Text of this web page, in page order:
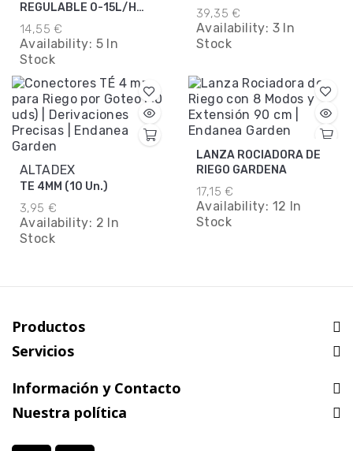
REGULABLE 0-15L/H
GARDENA
14,55 €
Availability: 5 In
Stock
39,35 €
Availability: 3 In
Stock
ALTADEX
TE 4MM (10 Un.)
3,95 €
Availability: 2 In
Stock
LANZA ROCIADORA DE
RIEGO GARDENA
17,15 €
Availability: 12 In
Stock
Productos
Servicios
Información y Contacto
Nuestra política